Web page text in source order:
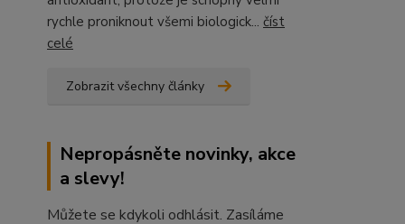
rychle proniknout všemi biologick... číst
celé
Zobrazit všechny články
Nepropásněte novinky, akce
a slevy!
Můžete se kdykoli odhlásit. Zasíláme